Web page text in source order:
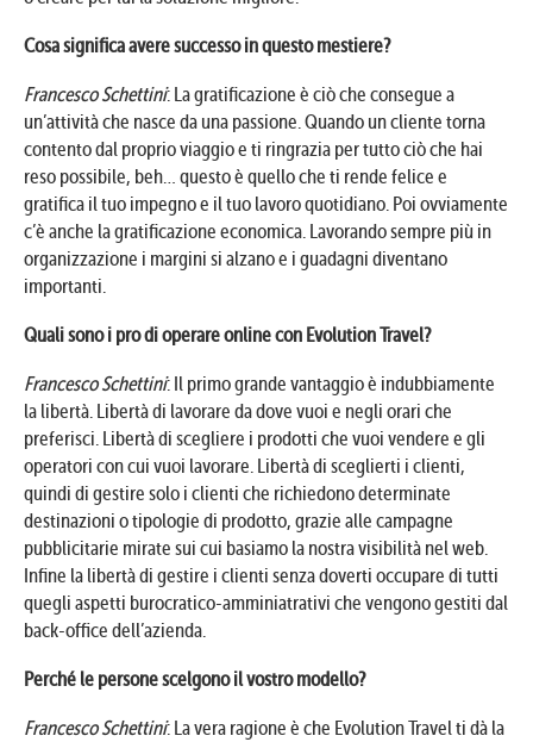
Cosa significa avere successo in questo mestiere?
Francesco Schettini: La gratificazione è ciò che consegue a
un’attività che nasce da una passione. Quando un cliente torna
contento dal proprio viaggio e ti ringrazia per tutto ciò che hai
reso possibile, beh… questo è quello che ti rende felice e
gratifica il tuo impegno e il tuo lavoro quotidiano. Poi ovviamente
c’è anche la gratificazione economica. Lavorando sempre più in
organizzazione i margini si alzano e i guadagni diventano
importanti.
Quali sono i pro di operare online con Evolution Travel?
Francesco Schettini: Il primo grande vantaggio è indubbiamente
la libertà. Libertà di lavorare da dove vuoi e negli orari che
preferisci. Libertà di scegliere i prodotti che vuoi vendere e gli
operatori con cui vuoi lavorare. Libertà di sceglierti i clienti,
quindi di gestire solo i clienti che richiedono determinate
destinazioni o tipologie di prodotto, grazie alle campagne
pubblicitarie mirate sui cui basiamo la nostra visibilità nel web.
Infine la libertà di gestire i clienti senza doverti occupare di tutti
quegli aspetti burocratico-amminiatrativi che vengono gestiti dal
back-office dell’azienda.
Perché le persone scelgono il vostro modello?
Francesco Schettini: La vera ragione è che Evolution Travel ti dà la